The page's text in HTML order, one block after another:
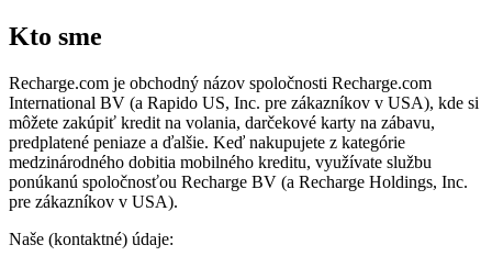
Kto sme
Recharge.com je obchodný názov spoločnosti Recharge.com
International BV (a Rapido US, Inc. pre zákazníkov v USA), kde si
môžete zakúpiť kredit na volania, darčekové karty na zábavu,
predplatené peniaze a ďalšie. Keď nakupujete z kategórie
medzinárodného dobitia mobilného kreditu, využívate službu
ponúkanú spoločnosťou Recharge BV (a Recharge Holdings, Inc.
pre zákazníkov v USA).
Naše (kontaktné) údaje: